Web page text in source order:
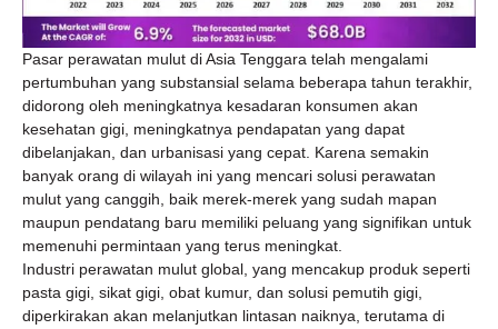
Pasar perawatan mulut di Asia Tenggara telah mengalami
pertumbuhan yang substansial selama beberapa tahun terakhir,
didorong oleh meningkatnya kesadaran konsumen akan
kesehatan gigi, meningkatnya pendapatan yang dapat
dibelanjakan, dan urbanisasi yang cepat. Karena semakin
banyak orang di wilayah ini yang mencari solusi perawatan
mulut yang canggih, baik merek-merek yang sudah mapan
maupun pendatang baru memiliki peluang yang signifikan untuk
memenuhi permintaan yang terus meningkat.
Industri perawatan mulut global, yang mencakup produk seperti
pasta gigi, sikat gigi, obat kumur, dan solusi pemutih gigi,
diperkirakan akan melanjutkan lintasan naiknya, terutama di